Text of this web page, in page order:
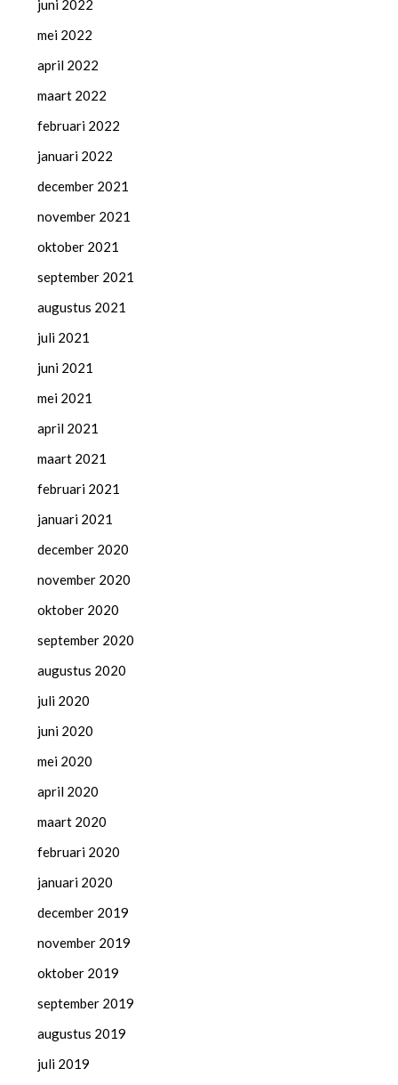
juni 2022
mei 2022
april 2022
maart 2022
februari 2022
januari 2022
december 2021
november 2021
oktober 2021
september 2021
augustus 2021
juli 2021
juni 2021
mei 2021
april 2021
maart 2021
februari 2021
januari 2021
december 2020
november 2020
oktober 2020
september 2020
augustus 2020
juli 2020
juni 2020
mei 2020
april 2020
maart 2020
februari 2020
januari 2020
december 2019
november 2019
oktober 2019
september 2019
augustus 2019
juli 2019